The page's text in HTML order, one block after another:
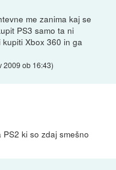
me zanima kaj se
PS3 samo ta ni
Xbox 360 in ga
2009 ob 16:43)
ki so zdaj smešno